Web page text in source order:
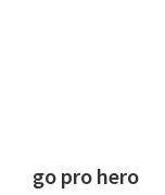
go pro hero